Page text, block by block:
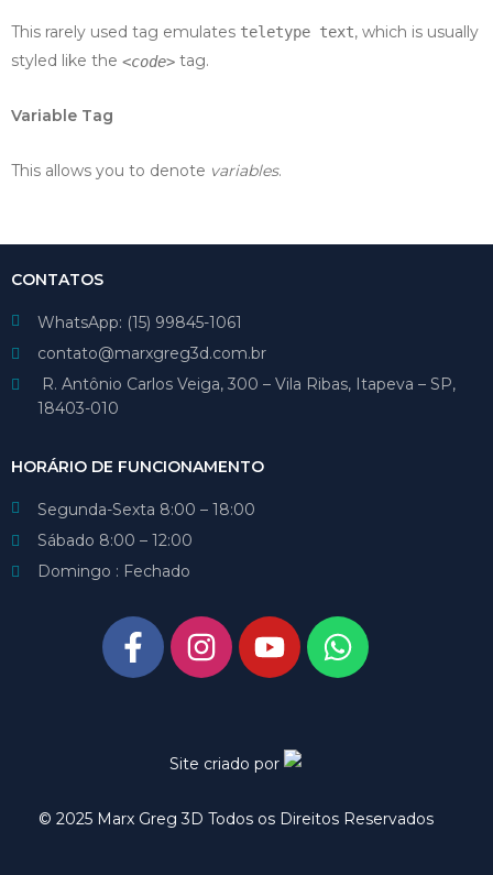
This rarely used tag emulates teletype text, which is usually
styled like the <code> tag.
Variable Tag
This allows you to denote variables.
CONTATOS
WhatsApp: (15) 99845-1061
contato@marxgreg3d.com.br
R. Antônio Carlos Veiga, 300 – Vila Ribas, Itapeva – SP,
18403-010
HORÁRIO DE FUNCIONAMENTO
Segunda-Sexta 8:00 – 18:00
Sábado 8:00 – 12:00
Domingo : Fechado
Site criado por
© 2025 Marx Greg 3D Todos os Direitos Reservados